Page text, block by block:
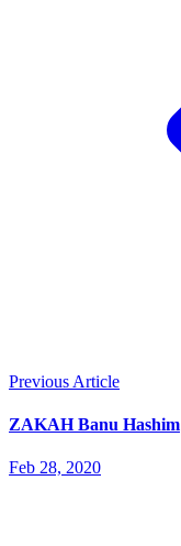
Previous Article
ZAKAH Banu Hashim
Feb 28, 2020